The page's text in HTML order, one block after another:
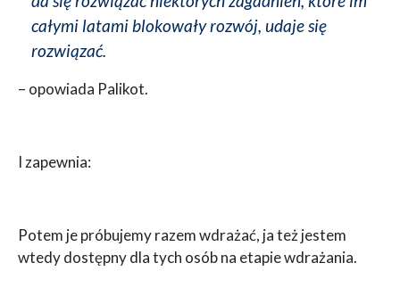
całymi latami blokowały rozwój, udaje się
rozwiązać.
– opowiada Palikot.
I zapewnia:
Potem je próbujemy razem wdrażać, ja też jestem
wtedy dostępny dla tych osób na etapie wdrażania.